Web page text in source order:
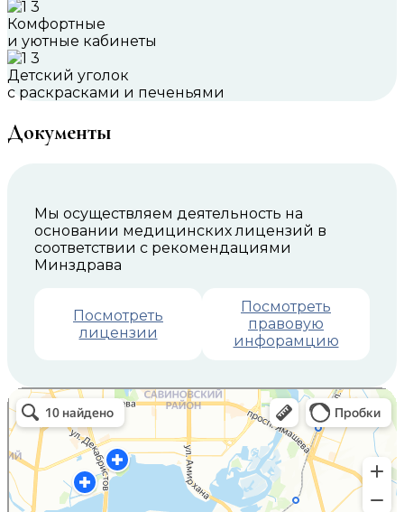
Комфортные
и уютные кабинеты
Детский уголок
с раскрасками и печеньями
Документы
Мы осуществляем деятельность на
основании медицинских лицензий в
соответствии с рекомендациями
Минздрава
Посмотреть
лицензии
Посмотреть
правовую
инфорамцию
Spina
Медцентр, клиника в Казани
Остеопатия в Казани